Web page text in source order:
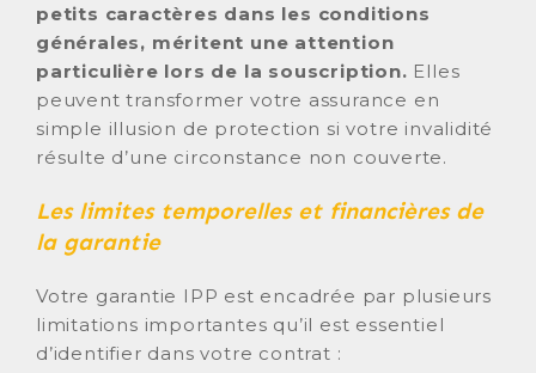
petits caractères dans les conditions
générales, méritent une attention
particulière lors de la souscription. Elles
peuvent transformer votre assurance en
simple illusion de protection si votre invalidité
résulte d’une circonstance non couverte.
Les limites temporelles et financières de
la garantie
Votre garantie IPP est encadrée par plusieurs
limitations importantes qu’il est essentiel
d’identifier dans votre contrat :